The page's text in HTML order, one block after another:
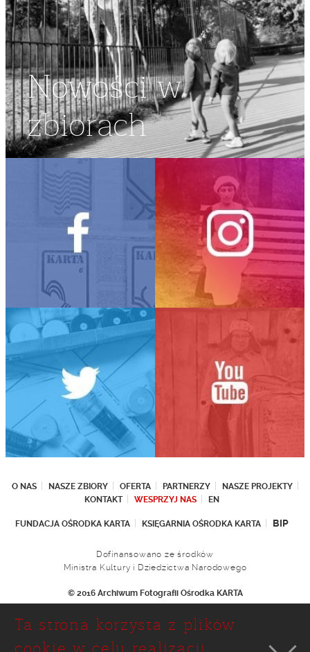
Nowości w
zbiorach
O NAS NASZE ZBIORY OFERTA PARTNERZY
NASZE PROJEKTY
KONTAKT
WESPRZYJ NAS EN
FUNDACJA OŚRODKA KARTA KSIĘGARNIA OŚRODKA KARTA BIP
Dofinansowano ze środków
Ministra Kultury i Dziedzictwa Narodowego
© 2016 Archiwum Fotografii Ośrodka KARTA
Ul. Narbutta 29
02-536 Warszawa
Ta strona korzysta z plików